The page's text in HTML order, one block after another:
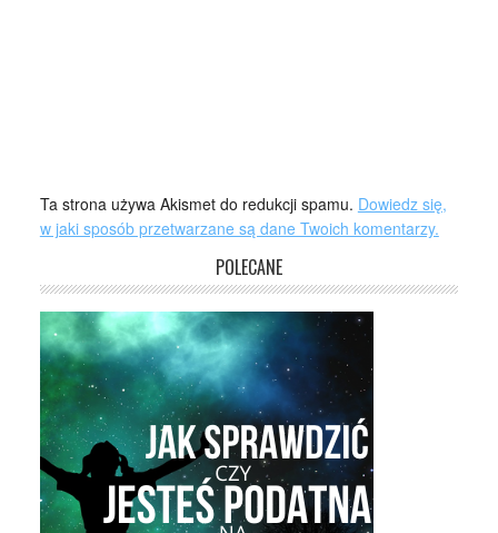
Ta strona używa Akismet do redukcji spamu. Dowiedz się,
w jaki sposób przetwarzane są dane Twoich komentarzy.
POLECANE